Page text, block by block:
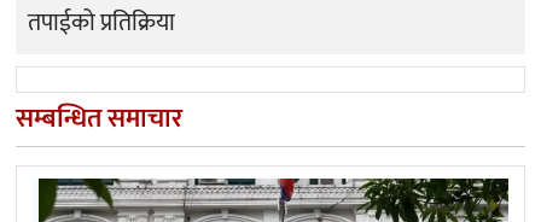
तपाईको प्रतिक्रिया
सम्बन्धित समाचार